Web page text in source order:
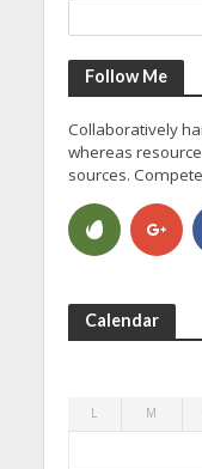
Follow Me
Collaboratively
whereas
sources.
Calendar
L M